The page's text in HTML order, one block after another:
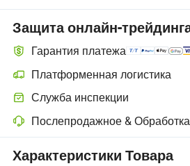
Защита онлайн-
Гарантия платежа
Платформенная логистика
Более удобное отслеживание
Служба инспекции
Дополнительная предпродажная
Послепродажное &
Разрешение споров с помощью
Характеристики Товара